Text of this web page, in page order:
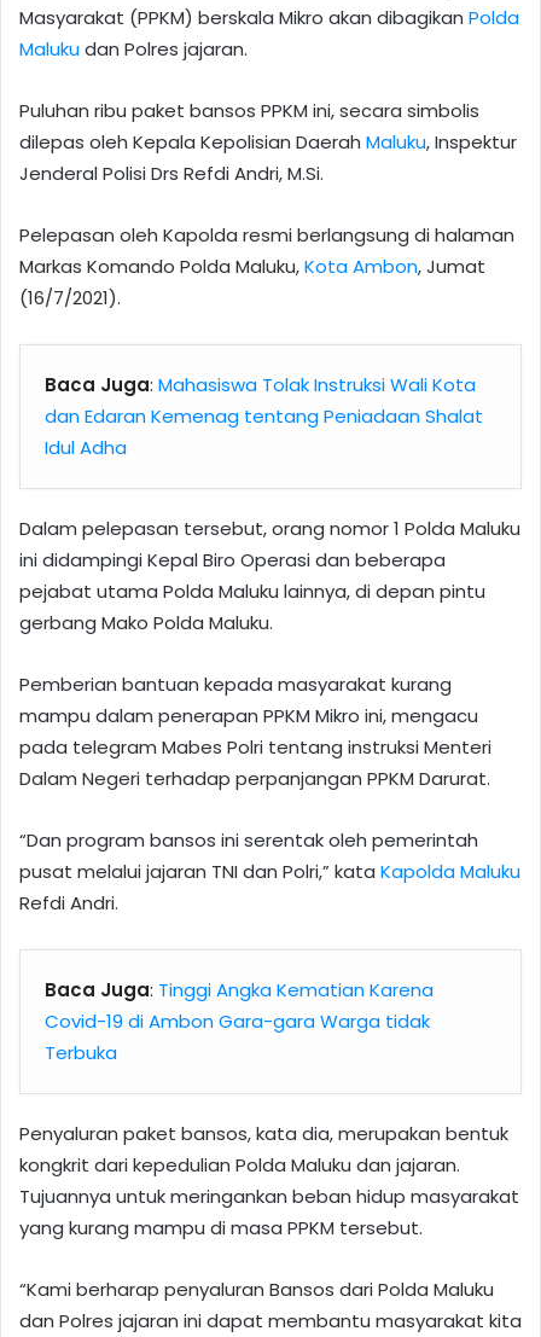
Masyarakat (PPKM) berskala Mikro akan dibagikan Polda
Malukudan Polres jajaran.
Puluhan ribu paket bansos PPKM ini, secara simbolis
dilepas oleh Kepala Kepolisian Daerah Maluku, Inspektur
Jenderal Polisi Drs Refdi Andri, M.Si.
Pelepasan oleh Kapolda resmi berlangsung di halaman
Markas Komando Polda Maluku,Kota Ambon, Jumat
(16/7/2021).
Baca Juga: Mahasiswa Tolak Instruksi Wali Kota
dan Edaran Kemenag tentang Peniadaan Shalat
Idul Adha
Dalam pelepasan tersebut, orang nomor 1 Polda Maluku
ini didampingi Kepal Biro Operasi dan beberapa
pejabat utama Polda Maluku lainnya, di depan pintu
gerbang Mako Polda Maluku.
Pemberian bantuan kepada masyarakat kurang
mampu dalam penerapan PPKM Mikro ini, mengacu
pada telegram Mabes Polri tentang instruksi Menteri
Dalam Negeri terhadap perpanjangan PPKM Darurat.
“Dan program bansos ini serentak oleh pemerintah
pusat melalui jajaran TNI dan Polri,” kata Kapolda Maluku
Refdi Andri.
Baca Juga: Tinggi Angka Kematian Karena
Covid-19 di Ambon Gara-gara Warga tidak
Terbuka
Penyaluran paket bansos, kata dia, merupakan bentuk
kongkrit dari kepedulian Polda Maluku dan jajaran.
Tujuannya untuk meringankan beban hidup masyarakat
yang kurang mampu di masa PPKM tersebut.
“Kami berharap penyaluran Bansos dari Polda Maluku
dan Polres jajaran ini dapat membantu masyarakat kita